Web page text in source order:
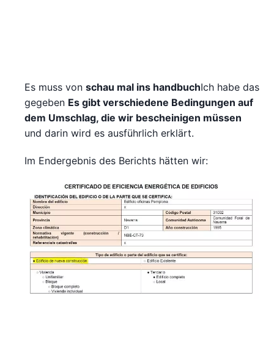
Es muss von schau mal ins handbuchIch habe das
gegeben Es gibt verschiedene Bedingungen auf
dem Umschlag, die wir bescheinigen müssen
und darin wird es ausführlich erklärt.
Im Endergebnis des Berichts hätten wir: